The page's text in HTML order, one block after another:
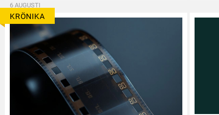
6 AUGUSTI
KRÖNIKA